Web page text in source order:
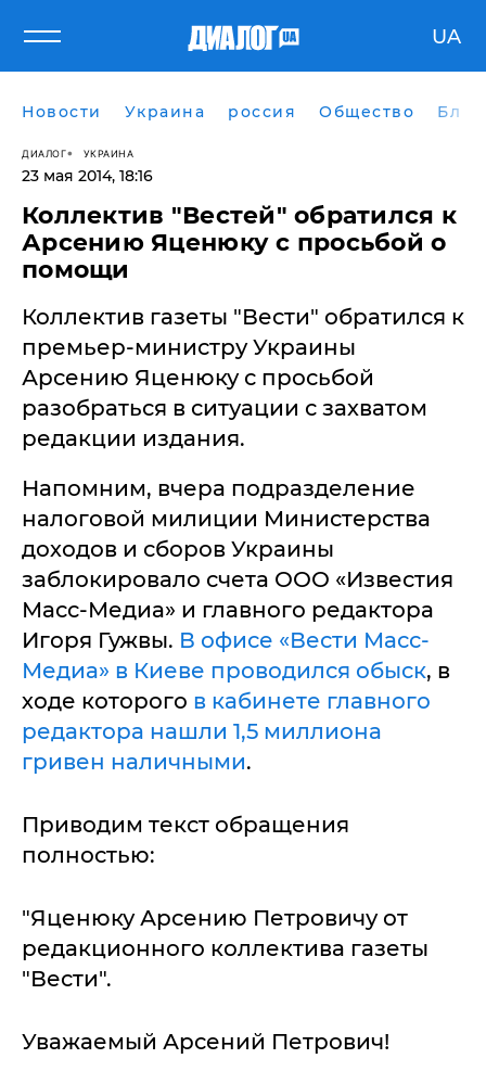
UA
Новости Украина россия Общество
ДИАЛОГ УКРАИНА
23 мая 2014, 18:16
Коллектив "Вестей" обратился к
Арсению Яценюку с просьбой о
помощи
Коллектив газеты "Вести" обратился к
премьер-министру Украины
Арсению Яценюку с просьбой
разобраться в ситуации с захватом
редакции издания.
Напомним, вчера подразделение
налоговой милиции Министерства
доходов и сборов Украины
заблокировало счета ООО «Известия
Масс-Медиа» и главного редактора
Игоря Гужвы. В офисе «Вести Масс-
Медиа» в Киеве проводился обыск, в
ходе которого в кабинете главного
редактора нашли 1,5 миллиона
гривен наличными.
Приводим текст обращения
полностью:
"Яценюку Арсению Петровичу от
редакционного коллектива газеты
"Вести".
Уважаемый Арсений Петрович!